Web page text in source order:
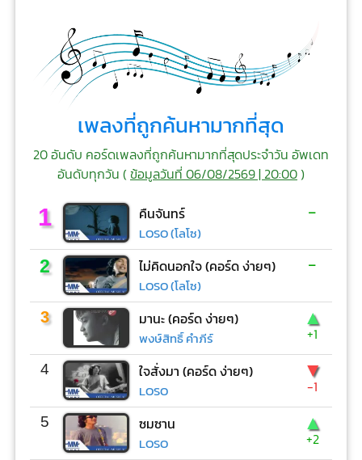
เพลงที่ถูกค้นหามากที่สุด
20 อันดับ คอร์ดเพลงที่ถูกค้นหามากที่สุดประจำวัน อัพเดท
อันดับทุกวัน (ข้อมูลวันที่ 06/08/2569 | 20:00)
1 คืนจันทร์
LOSO (โลโซ)
-
2 ไม่คิดนอกใจ (คอร์ด ง่ายๆ)
LOSO (โลโซ)
-
3 มานะ (คอร์ด ง่ายๆ)
พงษ์สิทธิ์ คำภีร์
▲
+1
4 ใจสั่งมา (คอร์ด ง่ายๆ)
LOSO
▼
-1
5 ซมซาน
LOSO
▲
+2